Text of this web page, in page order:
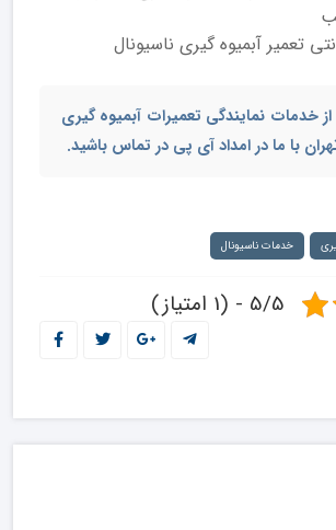
تعمیر آبمیوه گیری ناسیونال
از خدمات نمایندگی تعمیرات آبمیوه گیری
با ما در امداد آی پی در تماس باشید.
خدمات ناسیونال
5/5 - (1 امتیاز)